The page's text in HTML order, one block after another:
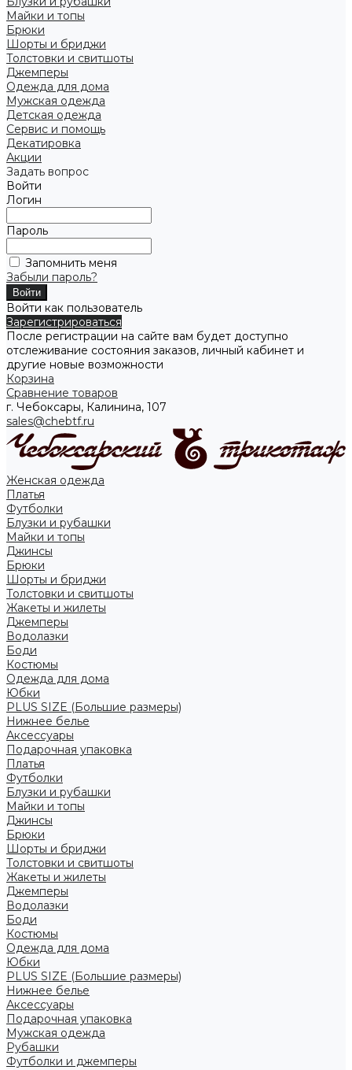
Майки и топы
Брюки
Шорты и бриджи
Толстовки и свитшоты
Джемперы
Одежда для дома
Мужская одежда
Детская одежда
Сервис и помощь
Декатировка
Акции
Задать вопрос
Войти
Логин
Пароль
Запомнить меня
Забыли пароль?
Войти как пользователь
Зарегистрироваться
После регистрации на сайте вам будет доступно
отслеживание состояния заказов, личный кабинет и
другие новые возможности
Корзина
Сравнение товаров
г. Чебоксары, Калинина, 107
sales@chebtf.ru
Женская одежда
Платья
Футболки
Блузки и рубашки
Майки и топы
Джинсы
Брюки
Шорты и бриджи
Толстовки и свитшоты
Жакеты и жилеты
Джемперы
Водолазки
Боди
Костюмы
Одежда для дома
Юбки
PLUS SIZE (Большие размеры)
Нижнее белье
Аксессуары
Подарочная упаковка
Платья
Футболки
Блузки и рубашки
Майки и топы
Джинсы
Брюки
Шорты и бриджи
Толстовки и свитшоты
Жакеты и жилеты
Джемперы
Водолазки
Боди
Костюмы
Одежда для дома
Юбки
PLUS SIZE (Большие размеры)
Нижнее белье
Аксессуары
Подарочная упаковка
Мужская одежда
Рубашки
Футболки и джемперы